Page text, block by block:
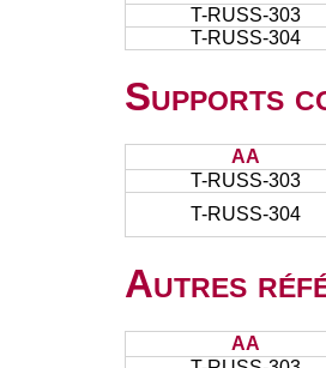
T-RUSS-303
T-RUSS-304
Supports
AA
T-RUSS-303
T-RUSS-304
Autres
AA